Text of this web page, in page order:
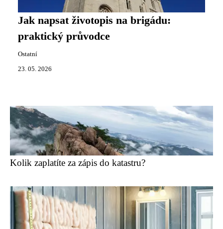
Jak napsat životopis na brigádu:
praktický průvodce
Ostatní
23. 05. 2026
Kolik zaplatíte za zápis do katastru?